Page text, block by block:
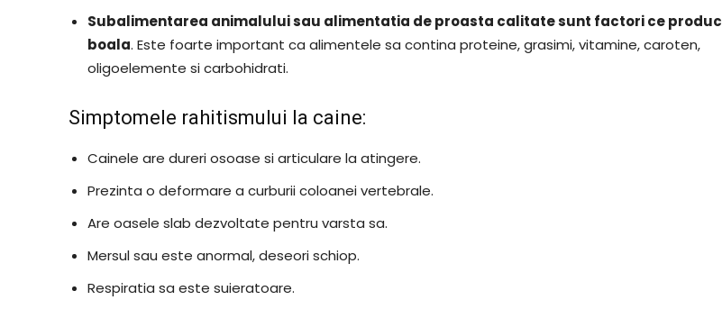
Subalimentarea animalului sau alimentatia de proasta calitate sunt factori ce produc
boala. Este foarte important ca alimentele sa contina proteine, grasimi, vitamine, caroten,
oligoelemente si carbohidrati.
Simptomele rahitismului la caine:
Cainele are dureri osoase si articulare la atingere.
Prezinta o deformare a curburii coloanei vertebrale.
Are oasele slab dezvoltate pentru varsta sa.
Mersul sau este anormal, deseori schiop.
Respiratia sa este suieratoare.